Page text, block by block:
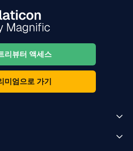
리뷰터 액세스
미엄으로 가기